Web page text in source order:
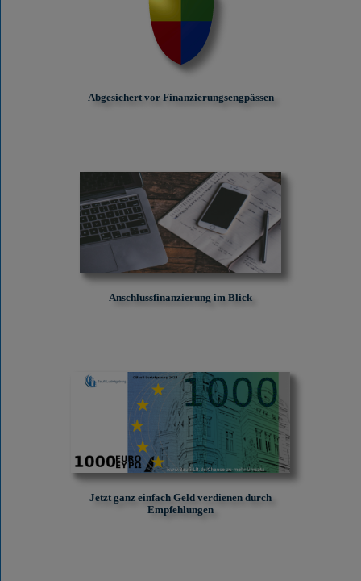
Abgesichert vor Finanzierungs­engpässen
Anschlussfinanzierung im Blick
Jetzt ganz einfach Geld verdienen durch
Empfehlungen